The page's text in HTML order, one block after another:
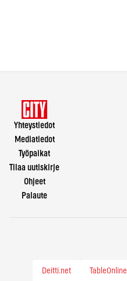
Yhteystiedot
Mediatiedot
Työpaikat
Tilaa uutiskirje
Ohjeet
Palaute
Deitti.net TableOnline